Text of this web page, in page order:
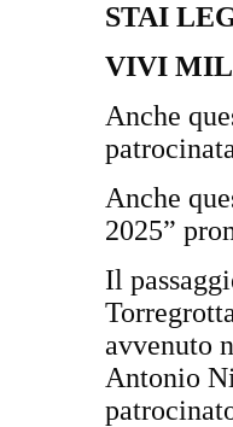
STAI
VIVI
Anche
Anche
2025”
Il
avvenuto
Antonio